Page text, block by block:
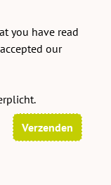
you have read
our
Verzenden